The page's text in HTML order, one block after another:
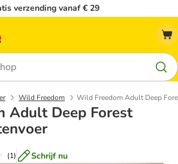
verzending vanaf € 29
Wild Freedom Wild Freedom Adult Deep
Adult Deep Forest
(1) Schrijf nu